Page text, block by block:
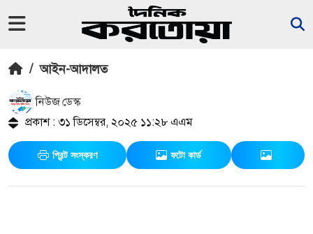
/ আইন-আদালত
নিউজ ডেস্ক
প্রকাশ : ৩১ ডিসেম্বর, ২০২৫ ১১:২৮ এএম
প্রিন্ট সংস্করণ ফটো কার্ড